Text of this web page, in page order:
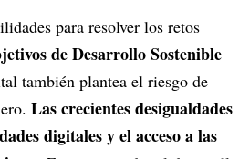
para resolver los retos
de Desarrollo Sostenible
también plantea el riesgo de
Las crecientes desigualdades
digitales y el acceso a las